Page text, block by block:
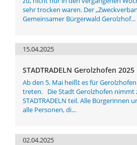
sehr trocken waren. Der
Gemeinsamer Bürgerwald Gerolzhof...
15.04.2025
STADTRADELN Gerolzhofen 2025
Ab den 5. Mai heißt es für
treten. Die Stadt Gerolzhofen nimmt
STADTRADELN teil. Alle Bürgerinnen
alle Personen, di...
02.04.2025